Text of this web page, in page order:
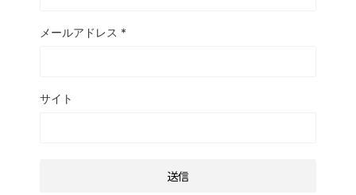
メールアドレス *
サイト